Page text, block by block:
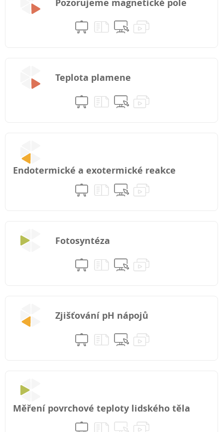
Pozorujeme magnetické pole
Teplota plamene
Endotermické a exotermické reakce
Fotosyntéza
Zjišťování pH nápojů
Měření povrchové teploty lidského těla